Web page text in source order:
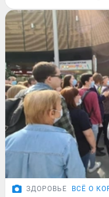
ЗДОРОВЬЕ ВСЁ О